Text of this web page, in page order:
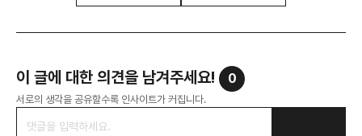
이 글에 대한 의견을 남겨주세요! 0
서로의 생각을 공유할수록 인사이트가 커집니다.